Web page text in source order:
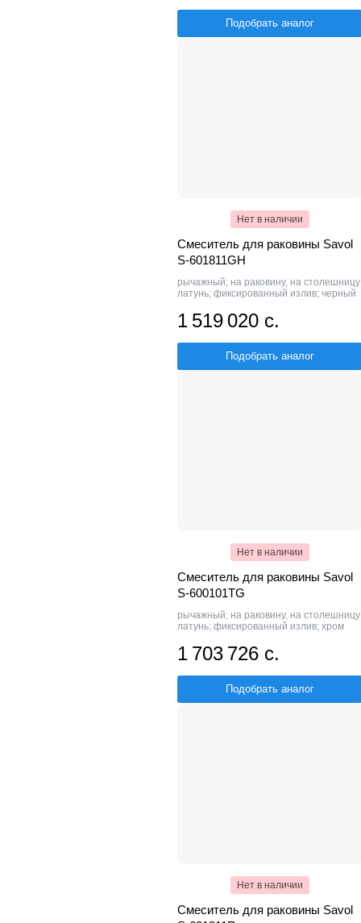
Подобрать аналог
Нет в наличии
Смеситель для раковины Savol
S-601811GH
рычажный; на раковину, на
латунь; фиксированный излив; черный
1 519 020 с.
Подобрать аналог
Нет в наличии
Смеситель для раковины Savol
S-600101TG
рычажный; на раковину, на
латунь; фиксированный излив; хром
1 703 726 с.
Подобрать аналог
Нет в наличии
Смеситель для раковины Savol